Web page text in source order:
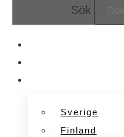
Sök
Sverige
Finland